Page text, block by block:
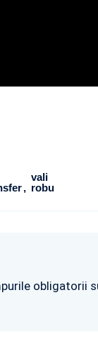
vali
robu
obligatorii